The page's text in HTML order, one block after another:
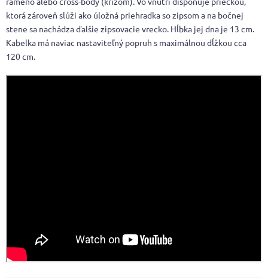
ktorá zároveň slúži ako úložná priehradka so zipsom a na bočnej
stene sa nachádza ďalšie zipsovacie vrecko. Hĺbka jej dna je 13 cm.
Kabelka má naviac nastaviteľný popruh s maximálnou dĺžkou cca
120 cm.